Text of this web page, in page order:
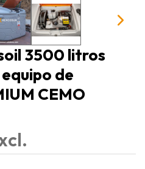
3500 litros
de
CEMO